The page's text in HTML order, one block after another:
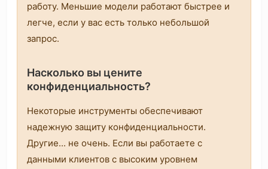
работу. Меньшие модели работают быстрее и
легче, если у вас есть только небольшой
запрос.
Насколько вы цените
конфиденциальность?
Некоторые инструменты обеспечивают
надежную защиту конфиденциальности.
Другие... не очень. Если вы работаете с
данными клиентов с высоким уровнем